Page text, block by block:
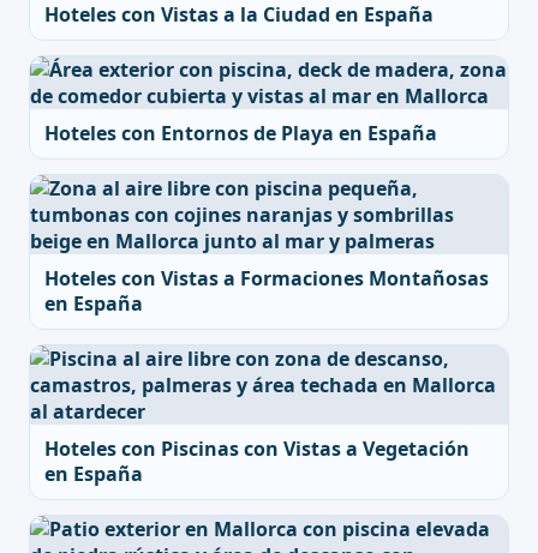
Hoteles con Vistas a la Ciudad en España
Hoteles con Entornos de Playa en España
Hoteles con Vistas a Formaciones Montañosas
en España
Hoteles con Piscinas con Vistas a Vegetación
en España